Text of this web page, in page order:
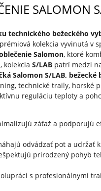
SALOMON
technického bežeckého
kolekcia vyvinutá v
Salomon, ktoré
kolekciaS/LAB patrí medzi
Salomon S/LAB,
technické traily, horské
reguláciu teploty a
záťaž a podporujú
odvádzať pot a udržať
prirodzený pohyb
s profesionálnymi